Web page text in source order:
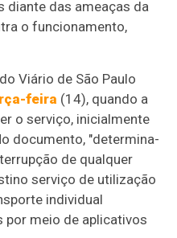
diante das ameaças da
o funcionamento,
Viário de São Paulo
feira (14), quando a
o serviço, inicialmente
documento, "determina-
de qualquer
serviço de utilização
individual
por meio de aplicativos